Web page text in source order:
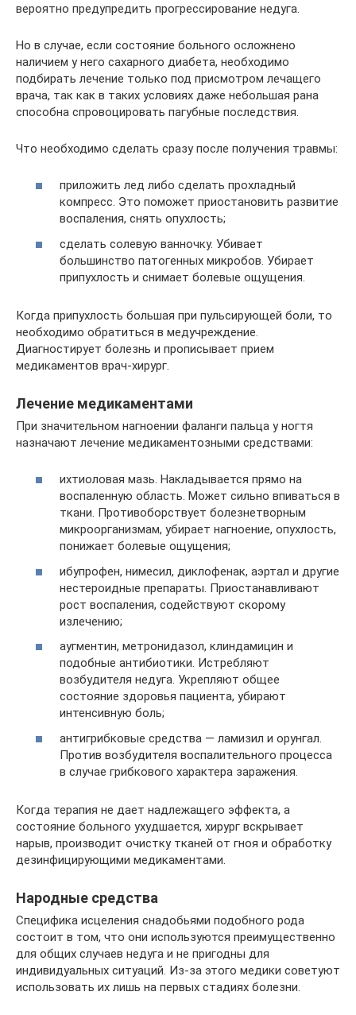
вероятно предупредить прогрессирование недуга.
Но в случае, если состояние больного осложнено
наличием у него сахарного диабета, необходимо
подбирать лечение только под присмотром лечащего
врача, так как в таких условиях даже небольшая рана
способна спровоцировать пагубные последствия.
Что необходимо сделать сразу после получения травмы:
приложить лед либо сделать прохладный
компресс. Это поможет приостановить развитие
воспаления, снять опухлость;
сделать солевую ванночку. Убивает
большинство патогенных микробов. Убирает
припухлость и снимает болевые ощущения.
Когда припухлость большая при пульсирующей боли, то
необходимо обратиться в медучреждение.
Диагностирует болезнь и прописывает прием
медикаментов врач-хирург.
Лечение медикаментами
При значительном нагноении фаланги пальца у ногтя
назначают лечение медикаментозными средствами:
ихтиоловая мазь. Накладывается прямо на
воспаленную область. Может сильно впиваться в
ткани. Противоборствует болезнетворным
микроорганизмам, убирает нагноение, опухлость,
понижает болевые ощущения;
ибупрофен, нимесил, диклофенак, аэртал и другие
нестероидные препараты. Приостанавливают
рост воспаления, содействуют скорому
излечению;
аугментин, метронидазол, клиндамицин и
подобные антибиотики. Истребляют
возбудителя недуга. Укрепляют общее
состояние здоровья пациента, убирают
интенсивную боль;
антигрибковые средства — ламизил и орунгал.
Против возбудителя воспалительного процесса
в случае грибкового характера заражения.
Когда терапия не дает надлежащего эффекта, а
состояние больного ухудшается, хирург вскрывает
нарыв, производит очистку тканей от гноя и обработку
дезинфицирующими медикаментами.
Народные средства
Специфика исцеления снадобьями подобного рода
состоит в том, что они используются преимущественно
для общих случаев недуга и не пригодны для
индивидуальных ситуаций. Из-за этого медики советуют
использовать их лишь на первых стадиях болезни.